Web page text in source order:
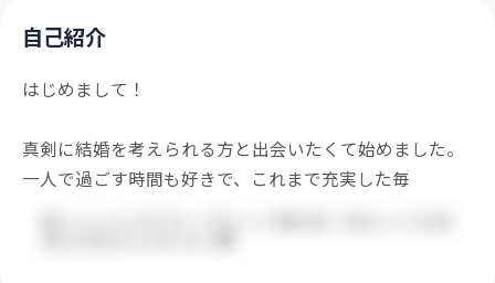
自己紹介
はじめまして！
真剣に結婚を考えられる方と出会いたくて始めました。
一人で過ごす時間も好きで、これまで充実した毎